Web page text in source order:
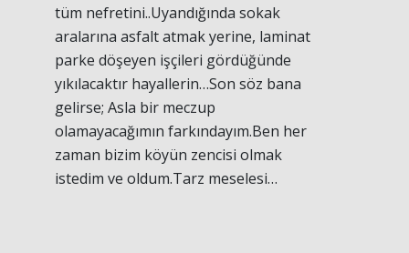
tüm nefretini..Uyandığında sokak
aralarına asfalt atmak yerine, laminat
parke döşeyen işçileri gördüğünde
yıkılacaktır hayallerin…Son söz bana
gelirse; Asla bir meczup
olamayacağımın farkındayım.Ben her
zaman bizim köyün zencisi olmak
istedim ve oldum.Tarz meselesi…